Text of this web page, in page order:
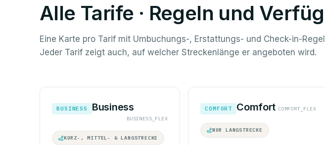
Alle Tarife · Regeln und
Eine Karte pro Tarif mit Umbuchungs-, Erstattungs- und Check-in-
Jeder Tarif zeigt auch, auf welcher Streckenlänge er angeboten wird.
BUSINESS Business
BUSINESS_FLEX
KURZ-, MITTEL- & LANGSTRECKE
COMFORT Comfort COMFORT_FLEX
NUR LANGSTRECKE